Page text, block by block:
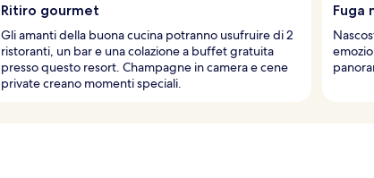
Ritiro gourmet
Gli amanti della buona cucina potranno usufruire di 2
ristoranti, un bar e una colazione a buffet gratuita
presso questo resort. Champagne in camera e cene
private creano momenti speciali.
Fuga